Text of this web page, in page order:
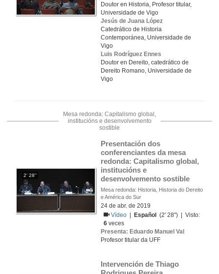
Doutor en Historia, Profesor titular,
Universidade de Vigo
Jesús de Juana López
Catedrático de Historia
Contemporánea, Universidade de
Vigo
Luis Rodríguez Ennes
Doutor en Dereito, catedrático de
Dereito Romano, Universidade de
Vigo
Mesa redonda: Capitalismo global,
institucións e desenvolvemento
sostible
2' 28''
Presentación dos
conferenciantes da mesa
redonda: Capitalismo global,
institucións e
desenvolvemento sostible
Mesa redonda: Historia, Historia do Dereito
e América do Sur
24 de abr. de 2019
Vídeo
Español
(2' 28'') | Visto:
6 veces
Presenta: Eduardo Manuel Val
Profesor titular da UFF
Intervención de Thiago